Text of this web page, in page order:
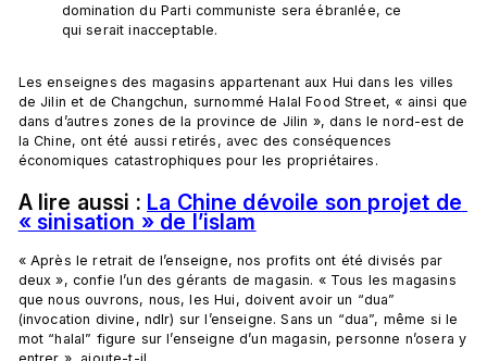
domination du Parti communiste sera ébranlée, ce
qui serait inacceptable.
Les enseignes des magasins appartenant aux Hui dans les villes
de Jilin et de Changchun, surnommé Halal Food Street, « ainsi que
dans d’autres zones de la province de Jilin », dans le nord-est de
la Chine, ont été aussi retirés, avec des conséquences
A lire aussi : La Chine dévoile son projet de
« sinisation » de l’islam
« Après le retrait de l’enseigne, nos profits ont été divisés par
deux », confie l’un des gérants de magasin. « Tous les magasins
que nous ouvrons, nous, les Hui, doivent avoir un “dua”
(invocation divine, ndlr) sur l’enseigne. Sans un “dua”, même si le
mot “halal” figure sur l’enseigne d’un magasin, personne n’osera y